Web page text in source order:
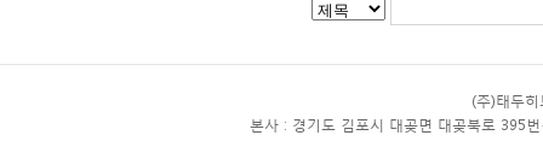
(주)태두히
본사 : 경기도 김포시 대곶면 대곶북로 395